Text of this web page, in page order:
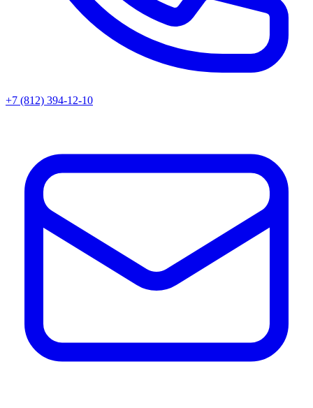
+7 (812) 394-12-10